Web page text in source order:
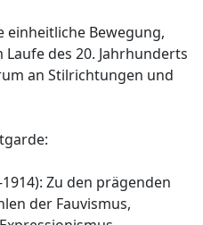
einheitliche Bewegung,
des 20. Jahrhunderts
an Stilrichtungen und
Zu den prägenden
der Fauvismus,